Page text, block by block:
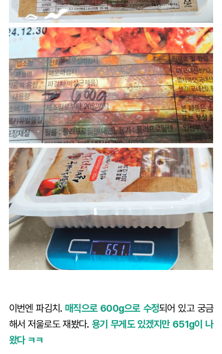
이번엔 파김치. 매직으로 600g으로 수정되어 있고 궁금
해서 저울로도 재봤다.용기 무게도 있겠지만 651g이 나
왔다 ㅋㅋ